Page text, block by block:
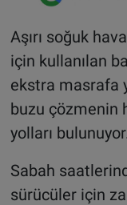
Aşırı soğuk
için kullanılan
ekstra masrafa
buzu çözmenin
yolları
Sabah
sürücüler için